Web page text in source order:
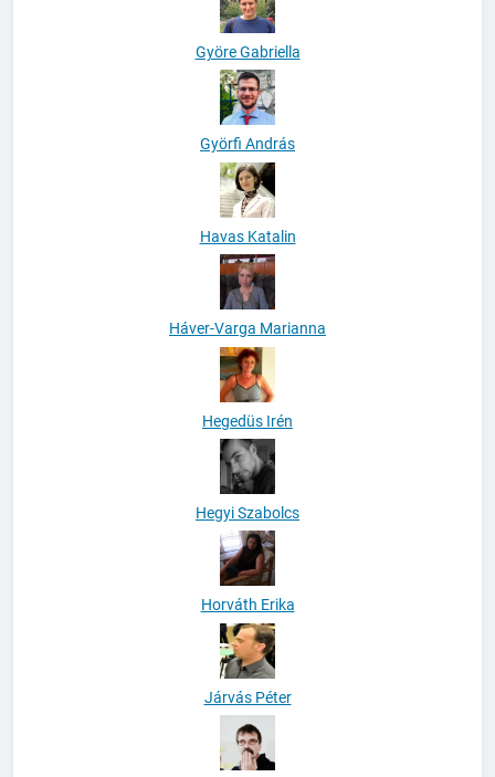
Györe Gabriella
Györfi András
Havas Katalin
Háver-Varga Marianna
Hegedüs Irén
Hegyi Szabolcs
Horváth Erika
Járvás Péter